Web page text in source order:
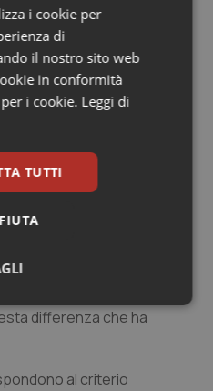
consentire di formulare e
applicata una tariffa
(per esempio la
classificazione), con
effettivi e standard. In
all’indicazione
costi standard per DRG in
ospedaliera, aveva
costi reali) pari al 28%.
differenza che ha
al criterio
i cookie per
di
il nostro sito web
in conformità
i cookie. Leggi di
TUTTI
Marketing